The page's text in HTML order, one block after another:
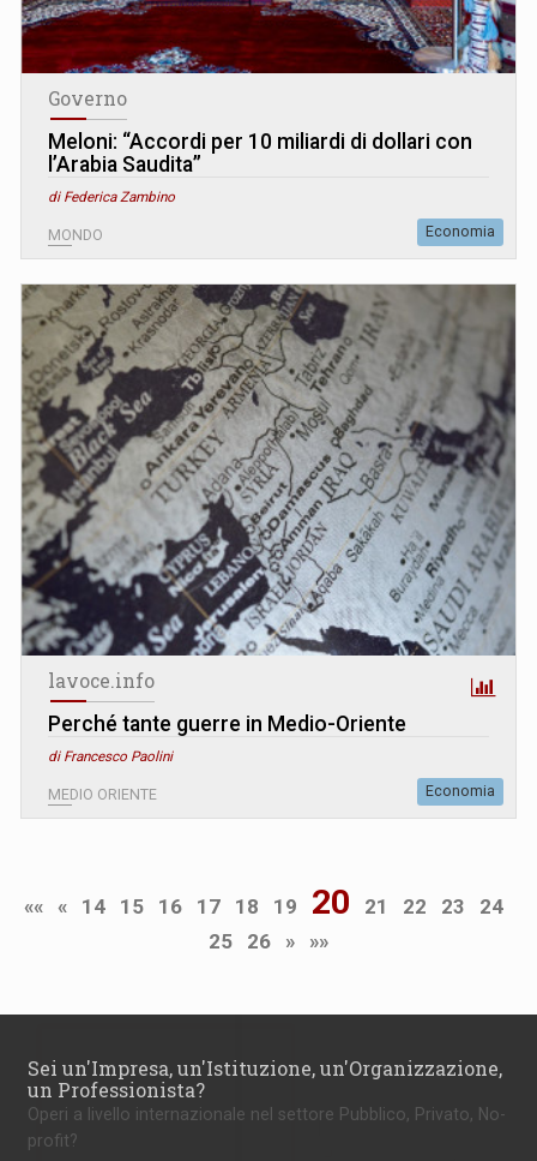
Governo
Meloni: “Accordi per 10 miliardi di dollari con
l’Arabia Saudita”
di Federica Zambino
MONDO Economia
lavoce.info
Perché tante guerre in Medio-Oriente
di Francesco Paolini
MEDIO ORIENTE Economia
«« « 14 15 16 17 18 19 20 21 22 23
24
25
26 » »»
Sei un'Impresa, un'Istituzione, un'Organizzazione,
un Professionista?
Operi a livello internazionale nel settore Pubblico, Privato, No-
profit?